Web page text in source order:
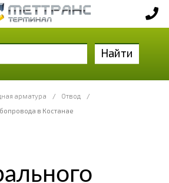
Найти
арматура / Отвод
/
в Костанае